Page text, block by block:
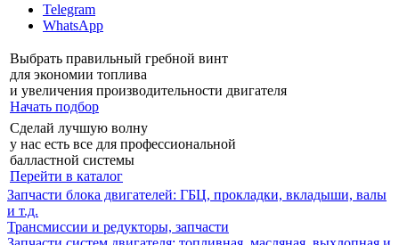
Telegram
WhatsApp
Выбрать правильный гребной винт
для экономии топлива
и увеличения производительности двигателя
Начать подбор
Сделай лучшую волну
у нас есть все для профессиональной
балластной системы
Перейти в каталог
Запчасти блока двигателей: ГБЦ, прокладки, вкладыши, валы
и т.д.
Трансмиссии и редукторы, запчасти